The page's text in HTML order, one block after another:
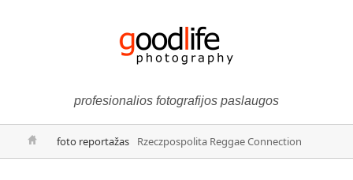
profesionalios fotografijos paslaugos
foto reportažas Rzeczpospolita Reggae Connection